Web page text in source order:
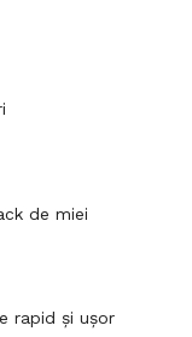
de miei
rapid și ușor